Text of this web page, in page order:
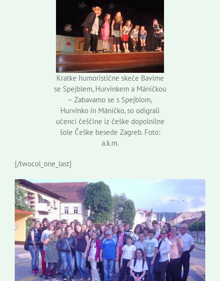
Kratke humoristične skeče Bavíme
se Spejblem, Hurvínkem a Máničkou
– Zabavamo se s Spejblom,
Hurvínko in Máničko, so odigrali
učenci češčine iz češke dopolnilne
šole Češke besede Zagreb. Foto:
a.k.m.
[/twocol_one_last]